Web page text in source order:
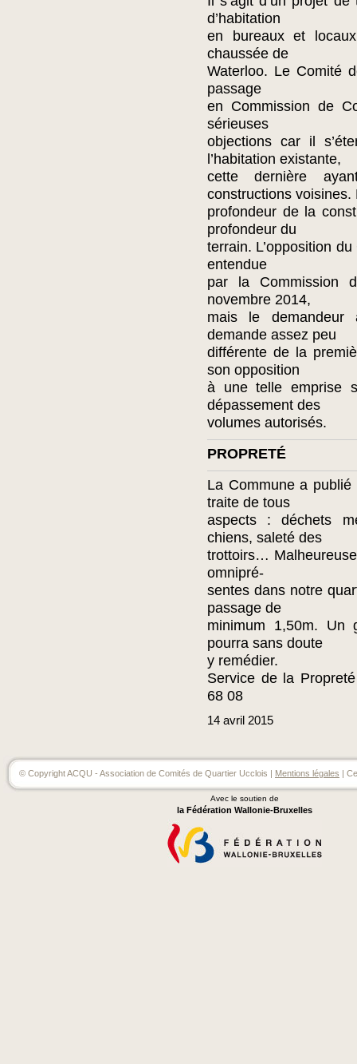
d’habitation
en bureaux et
chaussée de
Waterloo. Le Comité
passage
en Commission de
sérieuses
objections car il
l’habitation existante,
cette dernière
constructions voisines.
profondeur de la
profondeur du
terrain. L’opposition
entendue
par la Commission
novembre 2014,
mais le demandeur
demande assez peu
différente de la
son opposition
à une telle emprise
dépassement des
volumes autorisés.
PROPRETÉ
La Commune a
traite de tous
aspects : déchets
chiens, saleté des
trottoirs…
omnipré-
sentes dans notre
passage de
minimum 1,50m. Un
pourra sans doute
y remédier.
Service de la
68 08
14 avril 2015
© Copyright ACQU - Association de Comités de Quartier Ucclois | Mentions légales |
Avec le soutien de
la Fédération Wallonie-Bruxelles